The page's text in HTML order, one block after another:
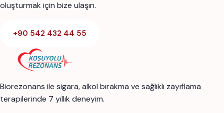
oluşturmak için bize ulaşın.
+90 542 432 44 55
Biorezonans ile sigara, alkol bırakma ve sağlıklı zayıflama
terapilerinde 7 yıllık deneyim.